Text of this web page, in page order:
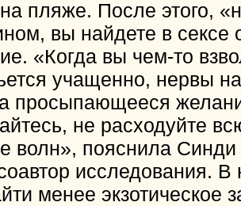
пляже. После этого,
вы найдете в сексе
«Когда вы чем-то
учащенно, нервы
просыпающееся
не расходуйте
волн», пояснила
исследования. В
менее экзотическое